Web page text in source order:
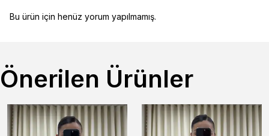
Bu ürün için henüz yorum yapılmamış.
Önerilen Ürünler